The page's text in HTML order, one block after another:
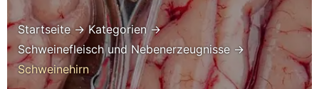
Startseite→Kategorien→
Schweinefleisch und Nebenerzeugnisse →
Schweinehirn